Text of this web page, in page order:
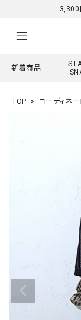
3,300
新着商品
TOP コーディネ